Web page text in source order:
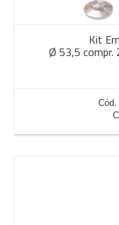
Kit
Ø 53,5 compr.
Cód.